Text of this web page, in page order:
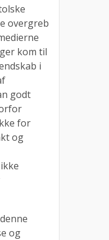
overgreb
kom til
i
godt
for
og
og